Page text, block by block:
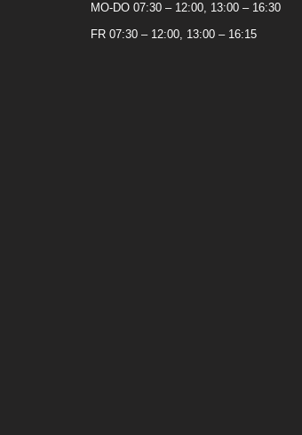
MO-DO 07:30 – 12:00, 13:00 – 16:30
FR 07:30 – 12:00, 13:00 – 16:15